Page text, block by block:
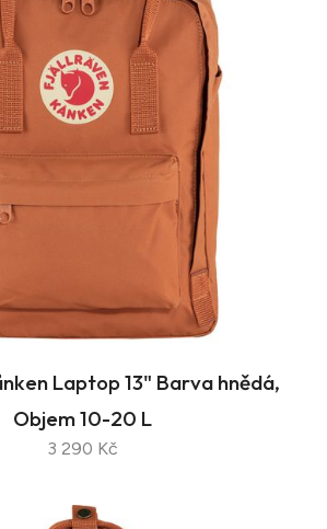
Laptop 13" Barva hnědá,
Objem 10-20 L
3 290 Kč